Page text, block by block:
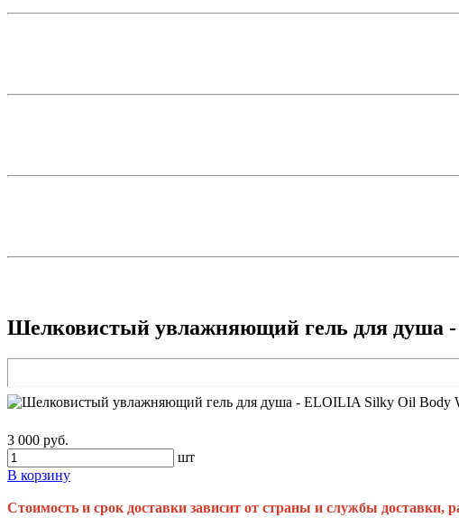
Шелковистый увлажняющий гель для душа
3 000 руб.
шт
В корзину
Стоимость и срок доставки зависит от страны и службы доставки,